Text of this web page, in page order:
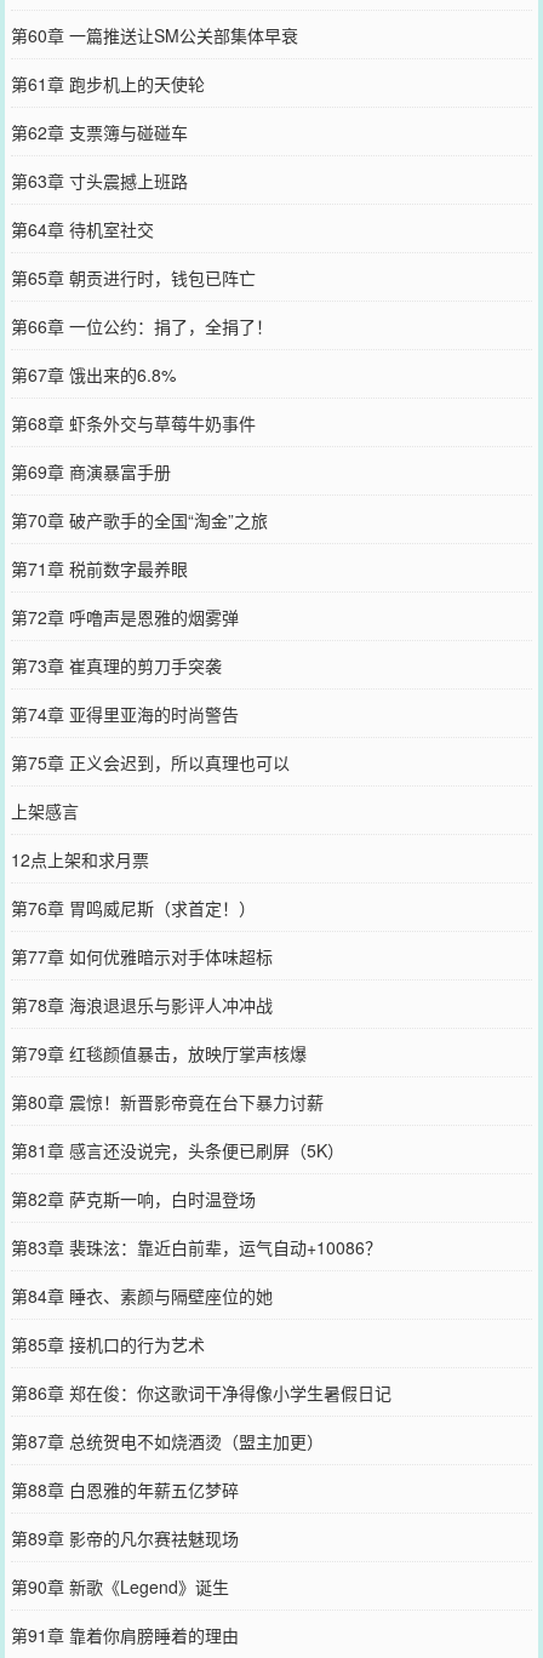
第60章 一篇推送让SM公关部集体早衰
第61章 跑步机上的天使轮
第62章 支票簿与碰碰车
第63章 寸头震撼上班路
第64章 待机室社交
第65章 朝贡进行时，钱包已阵亡
第66章 一位公约：捐了，全捐了！
第67章 饿出来的6.8%
第68章 虾条外交与草莓牛奶事件
第69章 商演暴富手册
第70章 破产歌手的全国“淘金”之旅
第71章 税前数字最养眼
第72章 呼噜声是恩雅的烟雾弹
第73章 崔真理的剪刀手突袭
第74章 亚得里亚海的时尚警告
第75章 正义会迟到，所以真理也可以
上架感言
12点上架和求月票
第76章 胃鸣威尼斯（求首定！）
第77章 如何优雅暗示对手体味超标
第78章 海浪退退乐与影评人冲冲战
第79章 红毯颜值暴击，放映厅掌声核爆
第80章 震惊！新晋影帝竟在台下暴力讨薪
第81章 感言还没说完，头条便已刷屏（5K）
第82章 萨克斯一响，白时温登场
第83章 裴珠泫：靠近白前辈，运气自动+10086？
第84章 睡衣、素颜与隔壁座位的她
第85章 接机口的行为艺术
第86章 郑在俊：你这歌词干净得像小学生暑假日记
第87章 总统贺电不如烧酒烫（盟主加更）
第88章 白恩雅的年薪五亿梦碎
第89章 影帝的凡尔赛祛魅现场
第90章 新歌《Legend》诞生
第91章 靠着你肩膀睡着的理由